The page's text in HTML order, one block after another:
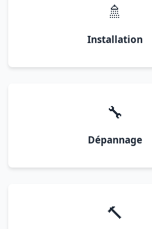
🚿
Installation
🔧
Dépannage
🔨